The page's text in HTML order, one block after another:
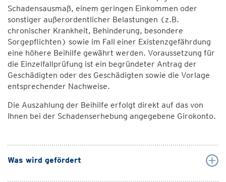
Schadensausmaß, einem geringen Einkommen oder
sonstiger außerordentlicher Belastungen (z.B.
chronischer Krankheit, Behinderung, besondere
Sorgepflichten) sowie im Fall einer Existenzgefährdung
eine höhere Beihilfe gewährt werden. Voraussetzung für
die Einzelfallprüfung ist ein begründeter Antrag der
Geschädigten oder des Geschädigten sowie die Vorlage
entsprechender Nachweise.
Die Auszahlung der Beihilfe erfolgt direkt auf das von
Ihnen bei der Schadenserhebung angegebene Girokonto.
Was wird gefördert